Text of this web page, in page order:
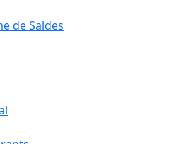
de Saldes